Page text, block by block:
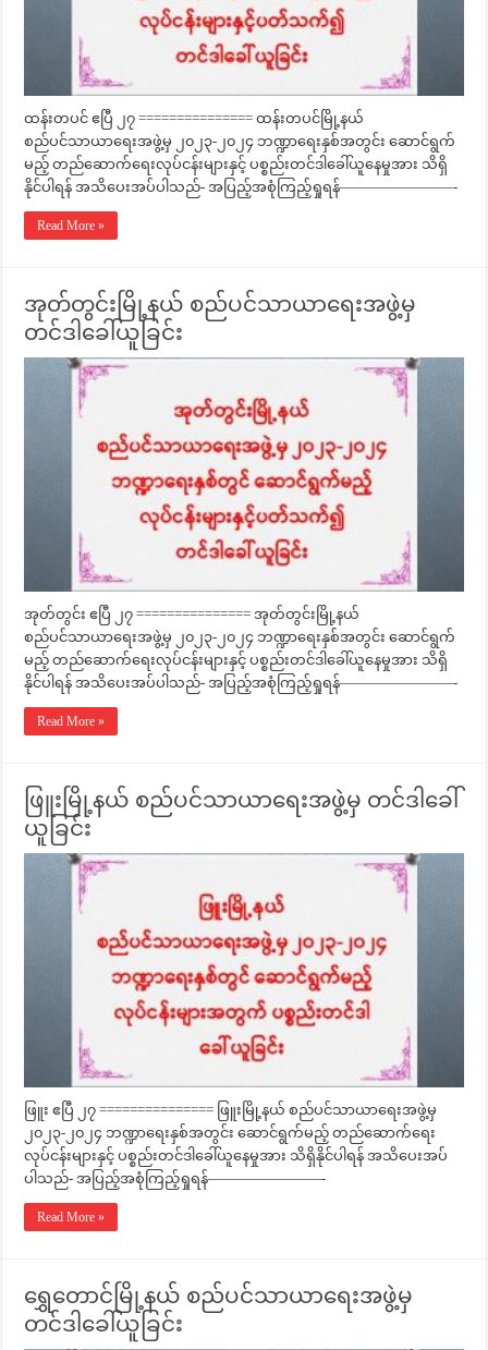
ထန်းတပင် ဧပြီ ၂၇ =============== ထန်းတပင်မြို့နယ်
စည်ပင်သာယာရေးအဖွဲ့မှ ၂၀၂၃-၂၀၂၄ ဘဏ္ဍာရေးနှစ်အတွင်း ဆောင်ရွက်
မည့် တည်ဆောက်ရေးလုပ်ငန်းများနှင့် ပစ္စည်းတင်ဒါခေါ်ယူနေမှုအား သိရှိ
နိုင်ပါရန် အသိပေးအပ်ပါသည်- အပြည့်အစုံကြည့်ရှုရန်————————-
Read More »
အုတ်တွင်းမြို့နယ် စည်ပင်သာယာရေးအဖွဲ့မှ
တင်ဒါခေါ်ယူခြင်း
အုတ်တွင်း ဧပြီ ၂၇ =============== အုတ်တွင်းမြို့နယ်
စည်ပင်သာယာရေးအဖွဲ့မှ ၂၀၂၃-၂၀၂၄ ဘဏ္ဍာရေးနှစ်အတွင်း ဆောင်ရွက်
မည့် တည်ဆောက်ရေးလုပ်ငန်းများနှင့် ပစ္စည်းတင်ဒါခေါ်ယူနေမှုအား သိရှိ
နိုင်ပါရန် အသိပေးအပ်ပါသည်- အပြည့်အစုံကြည့်ရှုရန်————————-
Read More »
ဖြူးမြို့နယ် စည်ပင်သာယာရေးအဖွဲ့မှ တင်ဒါခေါ်
ယူခြင်း
ဖြူး ဧပြီ ၂၇ =============== ဖြူးမြို့နယ် စည်ပင်သာယာရေးအဖွဲ့မှ
၂၀၂၃-၂၀၂၄ ဘဏ္ဍာရေးနှစ်အတွင်း ဆောင်ရွက်မည့် တည်ဆောက်ရေး
လုပ်ငန်းများနှင့် ပစ္စည်းတင်ဒါခေါ်ယူနေမှုအား သိရှိနိုင်ပါရန် အသိပေးအပ်
ပါသည်- အပြည့်အစုံကြည့်ရှုရန်————————-
Read More »
ရွှေတောင်မြို့နယ် စည်ပင်သာယာရေးအဖွဲ့မှ
တင်ဒါခေါ်ယူခြင်း